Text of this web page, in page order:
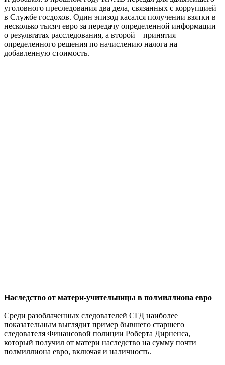
уголовного преследования два дела, связанных с коррупцией
в Службе госдохов. Один эпизод касался получении взятки в
несколько тысяч евро за передачу определенной информации
о результатах расследования, а второй – принятия
определенного решения по начислению налога на
добавленную стоимость.
Наследство от матери-учительницы в полмиллиона евро
Среди разоблаченных следователей СГД наиболее
показательным выглядит пример бывшего старшего
следователя Финансовой полиции Роберта Дирненса,
который получил от матери наследство на сумму почти
полмиллиона евро, включая и наличность.